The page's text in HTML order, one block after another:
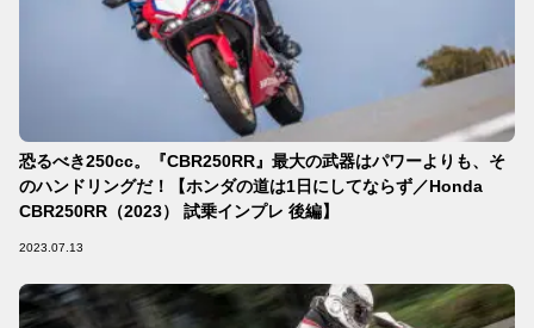
恐るべき250cc。『CBR250RR』最大の武器はパワーよりも、そ
のハンドリングだ！【ホンダの道は1日にしてならず／Honda
CBR250RR（2023） 試乗インプレ 後編】
2023.07.13